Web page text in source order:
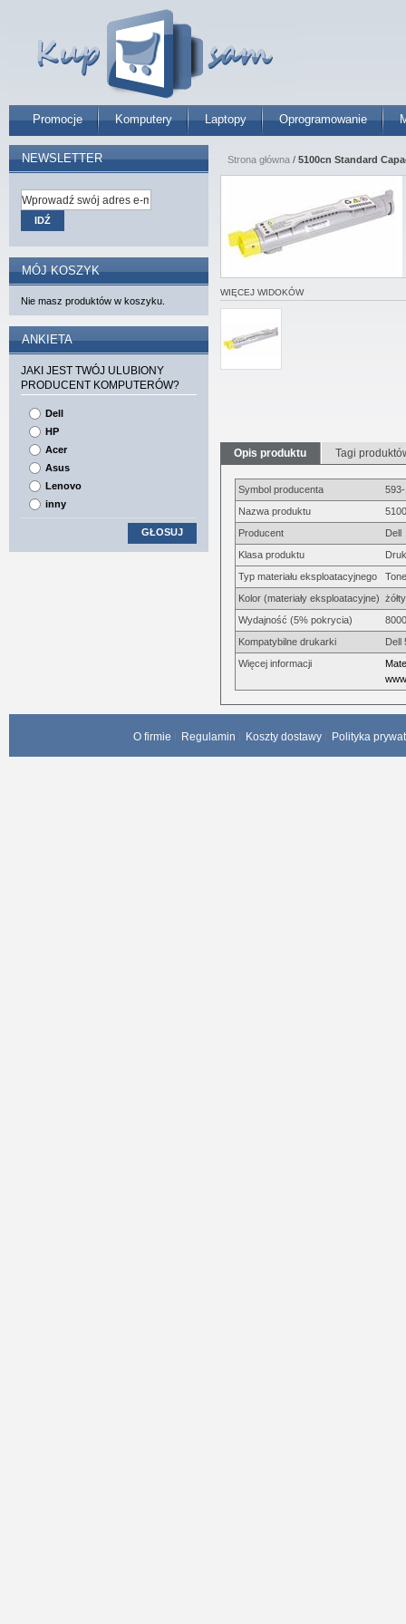
Promocje Komputery Laptopy Oprogramowanie
Strona główna / 5100cn Standard
WIĘCEJ WIDOKÓW
Opis produktu Tagi
Symbol producenta
Nazwa produktu
Producent
Dell
Klasa produktu
Typ materiału eksploatacyjnego
Kolor (materiały eksploatacyjne) żółty
Wydajność (5% pokrycia)
Kompatybilne drukarki
Dell
Więcej informacji
NEWSLETTER
IDŹ
MÓJ KOSZYK
Nie masz produktów w koszyku.
ANKIETA
JAKI JEST TWÓJ ULUBIONY
PRODUCENT KOMPUTERÓW?
Dell
HP
Acer
Asus
Lenovo
inny
GŁOSUJ
O firmie Regulamin Koszty dostawy Polityka